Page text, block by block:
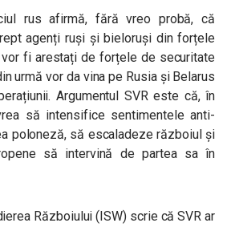
rus afirmă, fără vreo probă, că
agenți ruși și bieloruși din forțele
fi arestați de forțele de securitate
urmă vor da vina pe Rusia și Belarus
Argumentul SVR este că, în
să intensifice sentimentele anti-
poloneză, să escaladeze războiul și
să intervină de partea sa în
Războiului (ISW) scrie că SVR ar